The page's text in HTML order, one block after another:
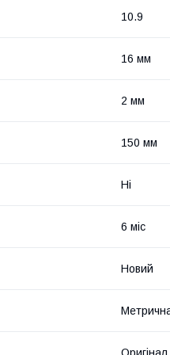
10.9
16 мм
2 мм
150 мм
Ні
6 міс
Новий
Оригінал